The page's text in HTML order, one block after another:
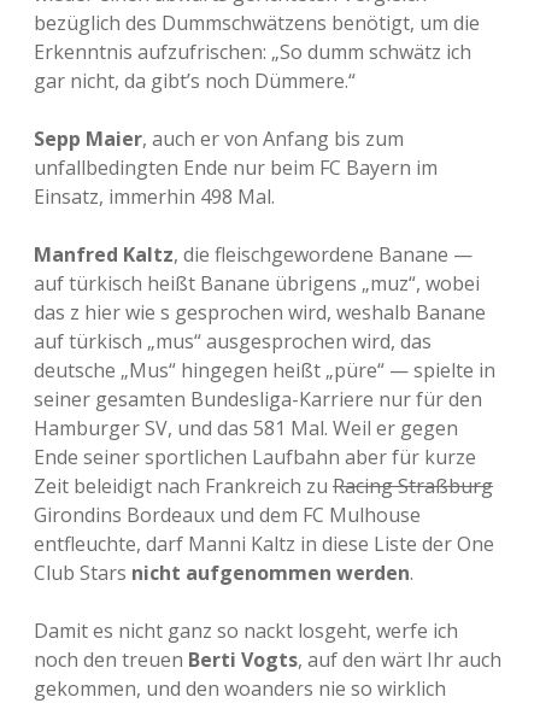
bezüglich des Dummschwätzens benötigt, um die
Erkenntnis aufzufrischen: „So dumm schwätz ich
gar nicht, da gibt’s noch Dümmere.“
Sepp Maier, auch er von Anfang bis zum
unfallbedingten Ende nur beim FC Bayern im
Einsatz, immerhin 498 Mal.
Manfred Kaltz, die fleischgewordene Banane —
auf türkisch heißt Banane übrigens „muz“, wobei
das z hier wie s gesprochen wird, weshalb Banane
auf türkisch „mus“ ausgesprochen wird, das
deutsche „Mus“ hingegen heißt „püre“ — spielte in
seiner gesamten Bundesliga-Karriere nur für den
Hamburger SV, und das 581 Mal. Weil er gegen
Ende seiner sportlichen Laufbahn aber für kurze
Zeit beleidigt nach Frankreich zu Racing Straßburg
Girondins Bordeaux und dem FC Mulhouse
entfleuchte, darf Manni Kaltz in diese Liste der One
Club Stars nicht aufgenommen werden.
Damit es nicht ganz so nackt losgeht, werfe ich
noch den treuen Berti Vogts, auf den wärt Ihr auch
gekommen, und den woanders nie so wirklich